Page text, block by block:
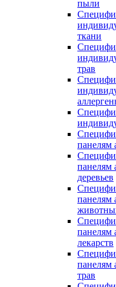
пыли
ткани
трав
панелям
панелям
деревьев
панелям
панелям
лекарств
панелям
трав